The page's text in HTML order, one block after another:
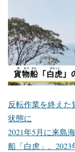
反転作業を終え
状態に
2021年5月に来島
船「白虎」。2023